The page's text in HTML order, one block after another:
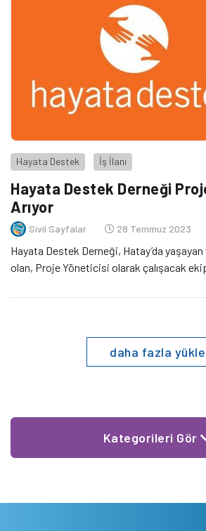
Hayata Destek İş İlanı
Hayata Destek Derneği
Arıyor
Sivil Sayfalar 28 Temmuz 2023
Hayata Destek Derneği, Hatay’da yaşayan
olan, Proje Yöneticisi olarak çalışacak ekip
daha fazla yükle
Kategorileri Gör